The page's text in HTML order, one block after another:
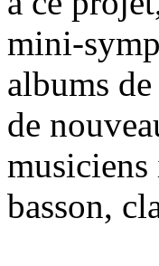
mini-
albums
de
musiciens
basson,